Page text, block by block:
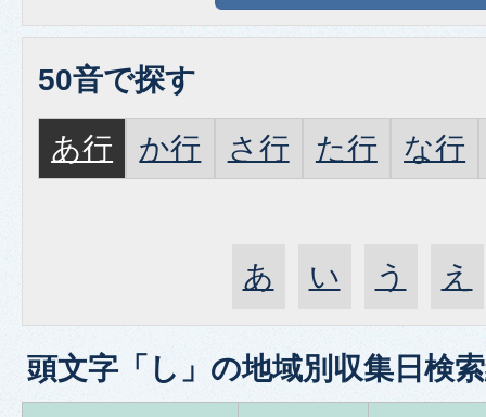
50音で探す
あ行 か行 さ行 た行 な行
あ い う え
頭文字「 し 」の地域別収集日検索